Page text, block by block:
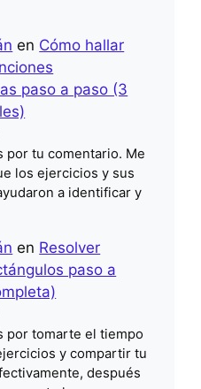
en Cómo hallar
paso a paso (3
por tu comentario. Me
los ejercicios y sus
a identificar y
en Resolver
paso a
por tomarte el tiempo
y compartir tu
después